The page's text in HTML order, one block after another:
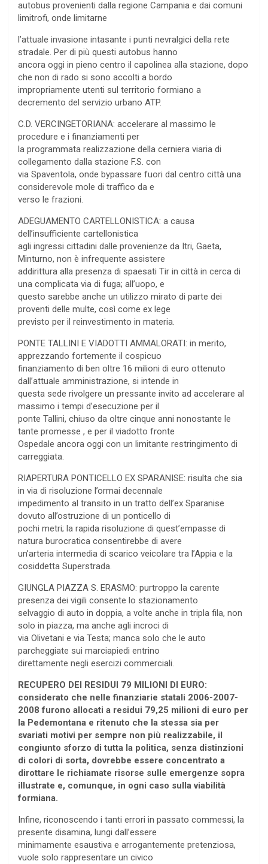
autobus provenienti dalla regione Campania e dai comuni
limitrofi, onde limitarne
l’attuale invasione intasante i punti nevralgici della rete
stradale. Per di più questi autobus hanno
ancora oggi in pieno centro il capolinea alla stazione, dopo
che non di rado si sono accolti a bordo
impropriamente utenti sul territorio formiano a
decremento del servizio urbano ATP.
C.D. VERCINGETORIANA: accelerare al massimo le
procedure e i finanziamenti per
la programmata realizzazione della cerniera viaria di
collegamento dalla stazione F.S. con
via Spaventola, onde bypassare fuori dal centro città una
considerevole mole di traffico da e
verso le frazioni.
ADEGUAMENTO CARTELLONISTICA: a causa
dell’insufficiente cartellonistica
agli ingressi cittadini dalle provenienze da Itri, Gaeta,
Minturno, non è infrequente assistere
addirittura alla presenza di spaesati Tir in città in cerca di
una complicata via di fuga; all’uopo, e
questo sarebbe anche un utilizzo mirato di parte dei
proventi delle multe, così come ex lege
previsto per il reinvestimento in materia.
PONTE TALLINI E VIADOTTI AMMALORATI: in merito,
apprezzando fortemente il cospicuo
finanziamento di ben oltre 16 milioni di euro ottenuto
dall’attuale amministrazione, si intende in
questa sede rivolgere un pressante invito ad accelerare al
massimo i tempi d’esecuzione per il
ponte Tallini, chiuso da oltre cinque anni nonostante le
tante promesse , e per il viadotto fronte
Ospedale ancora oggi con un limitante restringimento di
carreggiata.
RIAPERTURA PONTICELLO EX SPARANISE: risulta che sia
in via di risoluzione l’ormai decennale
impedimento al transito in un tratto dell’ex Sparanise
dovuto all’ostruzione di un ponticello di
pochi metri; la rapida risoluzione di quest’empasse di
natura burocratica consentirebbe di avere
un’arteria intermedia di scarico veicolare tra l’Appia e la
cosiddetta Superstrada.
GIUNGLA PIAZZA S. ERASMO: purtroppo la carente
presenza dei vigili consente lo stazionamento
selvaggio di auto in doppia, a volte anche in tripla fila, non
solo in piazza, ma anche agli incroci di
via Olivetani e via Testa; manca solo che le auto
parcheggiate sui marciapiedi entrino
direttamente negli esercizi commerciali.
RECUPERO DEI RESIDUI 79 MILIONI DI EURO:
considerato che nelle finanziarie statali 2006-2007-
2008 furono allocati a residui 79,25 milioni di euro per
la Pedemontana e ritenuto che la stessa sia per
svariati motivi per sempre non più realizzabile, il
congiunto sforzo di tutta la politica, senza distinzioni
di colori di sorta, dovrebbe essere concentrato a
dirottare le richiamate risorse sulle emergenze sopra
illustrate e, comunque, in ogni caso sulla viabilità
formiana.
Infine, riconoscendo i tanti errori in passato commessi, la
presente disamina, lungi dall’essere
minimamente esaustiva e arrogantemente pretenziosa,
vuole solo rappresentare un civico